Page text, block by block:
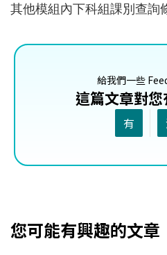
其他模組內下科組課別查詢
給我們一些
這篇文章對您
有
您可能有興趣的文章